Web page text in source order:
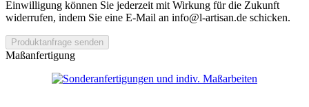
Einwilligung können Sie jederzeit mit Wirkung für die Zukunft
widerrufen, indem Sie eine E-Mail an info@l-artisan.de schicken.
Produktanfrage senden
Maßanfertigung